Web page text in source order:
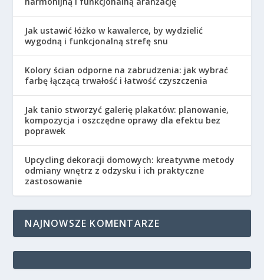
Jak ustawić łóżko w kawalerce, by wydzielić
wygodną i funkcjonalną strefę snu
Kolory ścian odporne na zabrudzenia: jak wybrać
farbę łączącą trwałość i łatwość czyszczenia
Jak tanio stworzyć galerię plakatów: planowanie,
kompozycja i oszczędne oprawy dla efektu bez
poprawek
Upcycling dekoracji domowych: kreatywne metody
odmiany wnętrz z odzysku i ich praktyczne
zastosowanie
NAJNOWSZE KOMENTARZE